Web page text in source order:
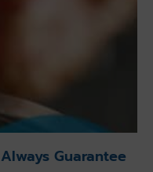
Guarantee